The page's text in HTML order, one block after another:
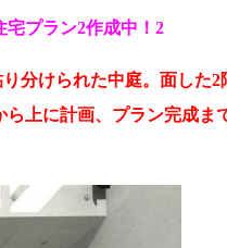
プラン2作成中！2
分けられた中庭。面した
上に計画、プラン完成ま